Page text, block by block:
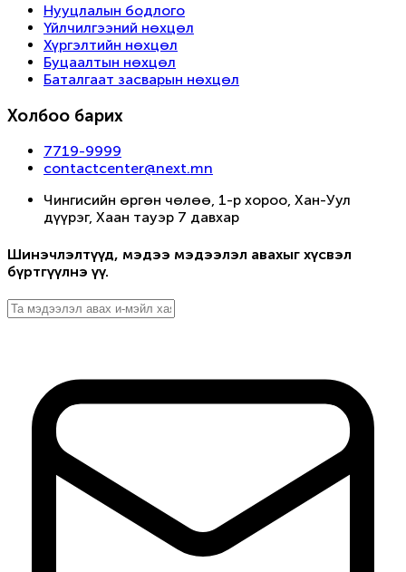
Нууцлалын бодлого
Үйлчилгээний нөхцөл
Хүргэлтийн нөхцөл
Буцаалтын нөхцөл
Баталгаат засварын нөхцөл
Холбоо барих
7719-9999
contactcenter@next.mn
Чингисийн өргөн чөлөө, 1-р хороо, Хан-Уул
дүүрэг, Хаан тауэр 7 давхар
Шинэчлэлтүүд, мэдээ мэдээлэл авахыг хүсвэл
бүртгүүлнэ үү.